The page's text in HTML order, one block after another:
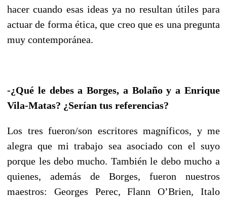
hacer cuando esas ideas ya no resultan útiles para
actuar de forma ética, que creo que es una pregunta
muy contemporánea.
-¿Qué le debes a Borges, a Bolaño y a Enrique
Vila-Matas? ¿Serían tus referencias?
Los tres fueron/son escritores magníficos, y me
alegra que mi trabajo sea asociado con el suyo
porque les debo mucho. También le debo mucho a
quienes, además de Borges, fueron nuestros
maestros: Georges Perec, Flann O’Brien, Italo